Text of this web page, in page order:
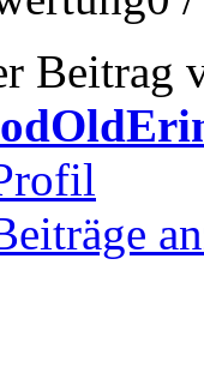
Beitrag